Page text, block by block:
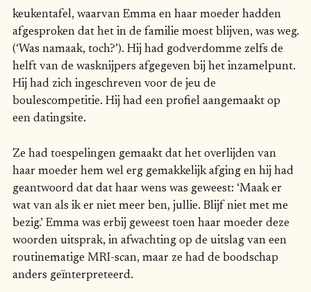
keukentafel, waarvan Emma en haar moeder hadden
afgesproken dat het in de familie moest blijven, was weg.
(‘Was namaak, toch?’). Hij had godverdomme zelfs de
helft van de wasknijpers afgegeven bij het inzamelpunt.
Hij had zich ingeschreven voor de jeu de
boulescompetitie. Hij had een profiel aangemaakt op
een datingsite.
Ze had toespelingen gemaakt dat het overlijden van
haar moeder hem wel erg gemakkelijk afging en hij had
geantwoord dat dat haar wens was geweest: ‘Maak er
wat van als ik er niet meer ben, jullie. Blijf niet met me
bezig.’ Emma was erbij geweest toen haar moeder deze
woorden uitsprak, in afwachting op de uitslag van een
routinematige MRI-scan, maar ze had de boodschap
anders geïnterpreteerd.